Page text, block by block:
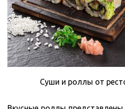
Суши и роллы от